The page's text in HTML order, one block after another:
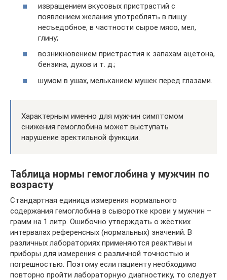
извращением вкусовых пристрастий с
появлением желания употреблять в пищу
несъедобное, в частности сырое мясо, мел,
глину;
возникновением пристрастия к запахам ацетона,
бензина, духов и т. д.;
шумом в ушах, мельканием мушек перед глазами.
Характерным именно для мужчин симптомом
снижения гемоглобина может выступать
нарушение эректильной функции.
Таблица нормы гемоглобина у мужчин по
возрасту
Стандартная единица измерения нормального
содержания гемоглобина в сыворотке крови у мужчин –
грамм на 1 литр. Ошибочно утверждать о жёстких
интервалах референсных (нормальных) значений. В
различных лабораториях применяются реактивы и
приборы для измерения с различной точностью и
погрешностью. Поэтому если пациенту необходимо
повторно пройти лабораторную диагностику, то следует